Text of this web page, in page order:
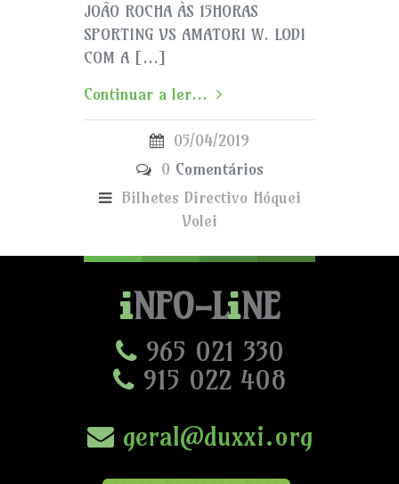
JOÃO ROCHA ÀS 15HORAS
SPORTING VS AMATORI W. LODI
COM A […]
Continuar a ler...
05/04/2019
0 Comentários
Bilhetes Directivo Hóquei
Volei
NFO-L NE
965 021 330
915 022 408
geral@duxxi.org